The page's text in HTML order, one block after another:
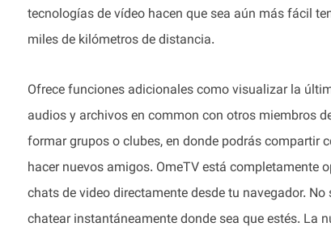
tecnologías de vídeo hacen que sea aún más fácil
miles de kilómetros de distancia.
Ofrece funciones adicionales como visualizar la
audios y archivos en common con otros miembros
formar grupos o clubes, en donde podrás compartir
hacer nuevos amigos. OmeTV está
chats de video directamente desde tu navegador.
chatear instantáneamente donde sea que estés. La